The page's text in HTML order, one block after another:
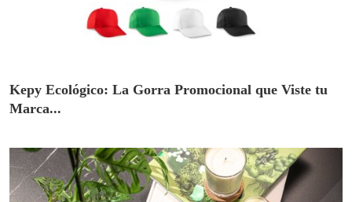
Kepy Ecológico: La Gorra Promocional que Viste tu
Marca...